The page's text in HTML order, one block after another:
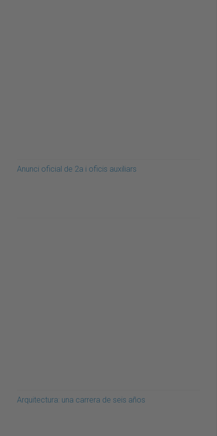
Anunci oficial de 2a i oficis auxiliars
Arquitectura: una carrera de seis años